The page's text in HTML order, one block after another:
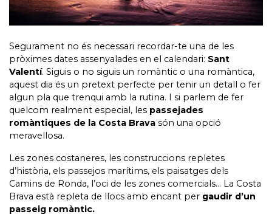
Segurament no és necessari recordar-te una de les
pròximes dates assenyalades en el calendari: Sant
Valentí. Siguis o no siguis un romàntic o una romàntica,
aquest dia és un pretext perfecte per tenir un detall o fer
algun pla que trenqui amb la rutina. I si parlem de fer
quelcom realment especial, les passejades
romàntiques de la Costa Brava són una opció
meravellosa.
Les zones costaneres, les construccions repletes
d’història, els passejos marítims, els paisatges dels
Camins de Ronda, l’oci de les zones comercials… La Costa
Brava està repleta de llocs amb encant per gaudir d’un
passeig romàntic.